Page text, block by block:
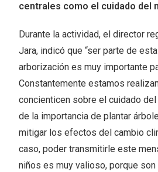
centrales como el cuidado del
Durante la actividad, el director
Jara, indicó que “ser parte de
arborización es muy importante
Constantemente estamos
concienticen sobre el cuidado
de la importancia de plantar
mitigar los efectos del cambio
caso, poder transmitirle este
niños es muy valioso, porque